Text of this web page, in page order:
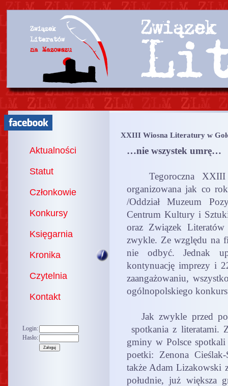
Aktualności
Statut
Członkowie
Konkursy
Księgarnia
Kronika
Czytelnia
Kontakt
Login:
Hasło:
XXIII Wiosna Literatury w
…nie wszystek umrę…
Tegoroczna XXIII
organizowana jak co
/Oddział Muzeum
Centrum Kultury i
oraz Związek
zwykle. Ze względu na
nie odbyć. Jednak
kontynuację imprezy i
zaangażowaniu,
ogólnopolskiego
Jak zwykle przed
spotkania z literatami.
gminy w Polsce
poetki: Zenona
także Adam Lizakowski
południe, już większa